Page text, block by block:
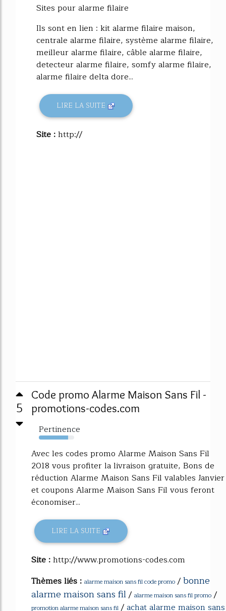
Sites pour alarme filaire
Ils sont en lien : kit alarme filaire maison,
centrale alarme filaire, système alarme filaire,
meilleur alarme filaire, câble alarme filaire,
detecteur alarme filaire, somfy alarme filaire,
alarme filaire delta dore...
LIRE LA SUITE
Site :http://
5
Code promo Alarme Maison Sans Fil -
promotions-codes.com
Pertinence
83%
Avec les codes promo Alarme Maison Sans Fil
2018 vous profiter la livraison gratuite, Bons de
réduction Alarme Maison Sans Fil valables Janvier
et coupons Alarme Maison Sans Fil vous feront
économiser...
LIRE LA SUITE
Site :http://www.promotions-codes.com
Thèmes liés : alarme maison sans fil code promo /bonne
alarme maison sans fil/ alarme maison sans fil promo /
promotion alarme maison sans fil /achat alarme maison sans